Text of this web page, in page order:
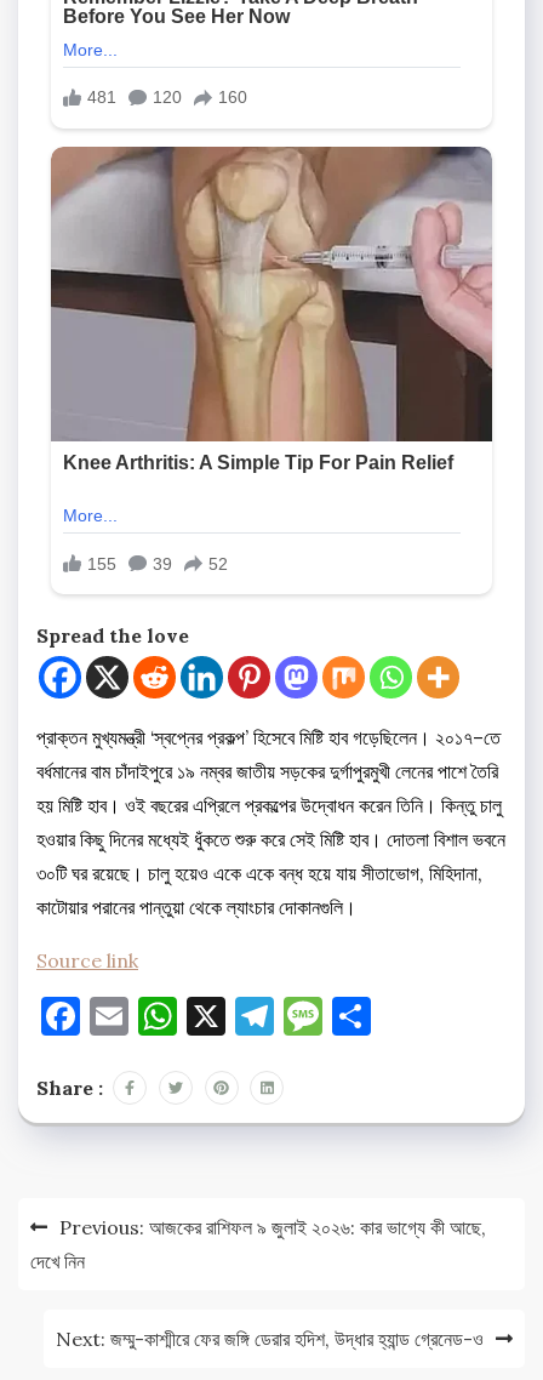
Spread the love
প্রাক্তন মুখ্যমন্ত্রী ‘স্বপ্নের প্রকল্প’ হিসেবে মিষ্টি হাব গড়েছিলেন। ২০১৭–তে
বর্ধমানের বাম চাঁদাইপুরে ১৯ নম্বর জাতীয় সড়কের দুর্গাপুরমুখী লেনের পাশে তৈরি
হয় মিষ্টি হাব। ওই বছরের এপ্রিলে প্রকল্পের উদ্বোধন করেন তিনি। কিন্তু চালু
হওয়ার কিছু দিনের মধ্যেই ধুঁকতে শুরু করে সেই মিষ্টি হাব। দোতলা বিশাল ভবনে
৩০টি ঘর রয়েছে। চালু হয়েও একে একে বন্ধ হয়ে যায় সীতাভোগ, মিহিদানা,
কাটোয়ার পরানের পান্তুয়া থেকে ল্যাংচার দোকানগুলি।
Source link
Facebook
EmailWhatsApp
X Telegram
Message
Share :
Post
navigation
Previous: আজকের রাশিফল ৯ জুলাই ২০২৬: কার ভাগ্যে কী আছে,
দেখে নিন
Next: জম্মু-কাশ্মীরে ফের জঙ্গি ডেরার হদিশ, উদ্ধার হ্যান্ড গ্রেনেড-ও